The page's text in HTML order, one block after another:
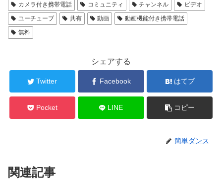
カメラ付き携帯電話
コミュニティ チャンネル
ビデオ
ユーチューブ
共有 動画
動画機能付き携帯電話
無料
シェアする
Twitter Facebook はてブ
Pocket LINE コピー
簡単ダンス
関連記事